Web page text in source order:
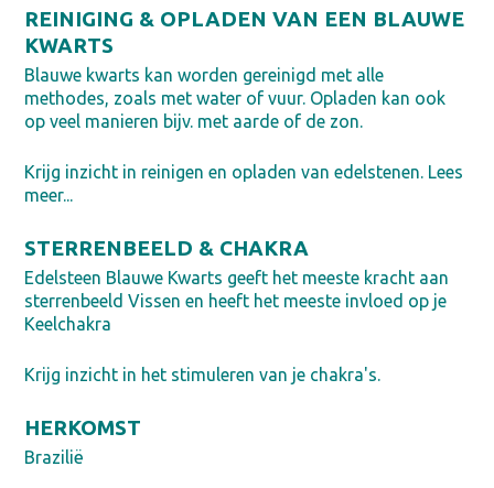
REINIGING & OPLADEN VAN EEN BLAUWE
KWARTS
Blauwe kwarts kan worden gereinigd met alle
methodes, zoals met water of vuur. Opladen kan ook
op veel manieren bijv. met aarde of de zon.
Krijg inzicht in reinigen en opladen van edelstenen. Lees
meer...
STERRENBEELD & CHAKRA
Edelsteen Blauwe Kwarts geeft het meeste kracht aan
sterrenbeeld Vissen en heeft het meeste invloed op je
Keelchakra
Krijg inzicht in het stimuleren van je chakra's.
HERKOMST
Brazilië